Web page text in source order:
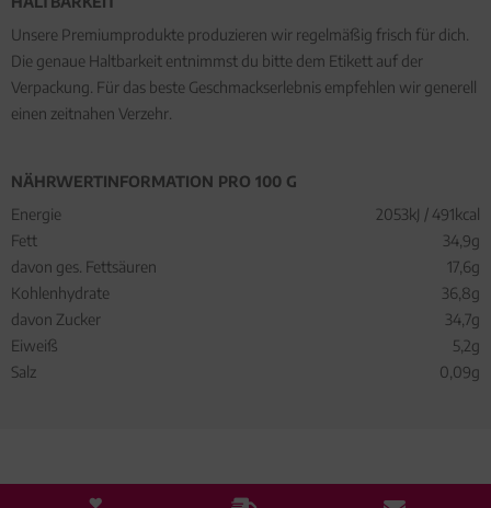
Unsere Premiumprodukte produzieren wir regelmäßig frisch für dich.
Die genaue Haltbarkeit entnimmst du bitte dem Etikett auf der
Verpackung. Für das beste Geschmackserlebnis empfehlen wir generell
einen zeitnahen Verzehr.
NÄHRWERTINFORMATION PRO 100 G
Energie
2053kJ / 491kcal
Fett
34,9g
davon ges. Fettsäuren
17,6g
Kohlenhydrate
36,8g
davon Zucker
34,7g
Eiweiß
5,2g
Salz
0,09g